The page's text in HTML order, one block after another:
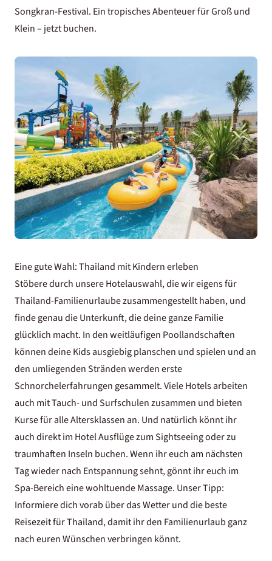
Songkran-Festival. Ein tropisches Abenteuer für Groß und
Klein – jetzt buchen.
Eine gute Wahl: Thailand mit Kindern erleben
Stöbere durch unsere Hotelauswahl, die wir eigens für
Thailand-Familienurlaube zusammengestellt haben, und
finde genau die Unterkunft, die deine ganze Familie
glücklich macht. In den weitläufigen Poollandschaften
können deine Kids ausgiebig planschen und spielen und an
den umliegenden Stränden werden erste
Schnorchelerfahrungen gesammelt. Viele Hotels arbeiten
auch mit Tauch- und Surfschulen zusammen und bieten
Kurse für alle Altersklassen an. Und natürlich könnt ihr
auch direkt im Hotel Ausflüge zum Sightseeing oder zu
traumhaften Inseln buchen. Wenn ihr euch am nächsten
Tag wieder nach Entspannung sehnt, gönnt ihr euch im
Spa-Bereich eine wohltuende Massage. Unser Tipp:
Informiere dich vorab über das Wetter und diebeste
Reisezeit für Thailand, damit ihr den Familienurlaub ganz
nach euren Wünschen verbringen könnt.